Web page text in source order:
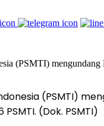
(PSMTI)
(Dok. PSMTI)